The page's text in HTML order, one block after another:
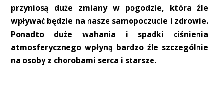
przyniosą duże zmiany w pogodzie, która źle
wpływać będzie na nasze samopoczucie i zdrowie.
Ponadto duże wahania i spadki ciśnienia
atmosferycznego wpłyną bardzo źle szczególnie
na osoby z chorobami serca i starsze.